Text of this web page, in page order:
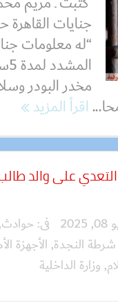
جنايات القاهرة
“له معلومات
مخدر البودر
اقرأ المزيد
التعدي على والد
فى: حوادث,
شرطة النجدة, الأجهزة
, وزارة الداخلية